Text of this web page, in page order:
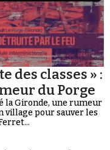
des classes » :
du Porge
la Gironde, une rumeur
village pour sauver les